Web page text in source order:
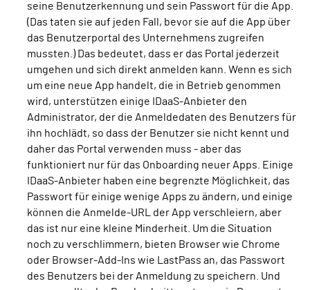
seine Benutzerkennung und sein Passwort für die App.
(Das taten sie auf jeden Fall, bevor sie auf die App über
das Benutzerportal des Unternehmens zugreifen
mussten.) Das bedeutet, dass er das Portal jederzeit
umgehen und sich direkt anmelden kann. Wenn es sich
um eine neue App handelt, die in Betrieb genommen
wird, unterstützen einige IDaaS-Anbieter den
Administrator, der die Anmeldedaten des Benutzers für
ihn hochlädt, so dass der Benutzer sie nicht kennt und
daher das Portal verwenden muss - aber das
funktioniert nur für das Onboarding neuer Apps. Einige
IDaaS-Anbieter haben eine begrenzte Möglichkeit, das
Passwort für einige wenige Apps zu ändern, und einige
können die Anmelde-URL der App verschleiern, aber
das ist nur eine kleine Minderheit. Um die Situation
noch zu verschlimmern, bieten Browser wie Chrome
oder Browser-Add-Ins wie LastPass an, das Passwort
des Benutzers bei der Anmeldung zu speichern. Und